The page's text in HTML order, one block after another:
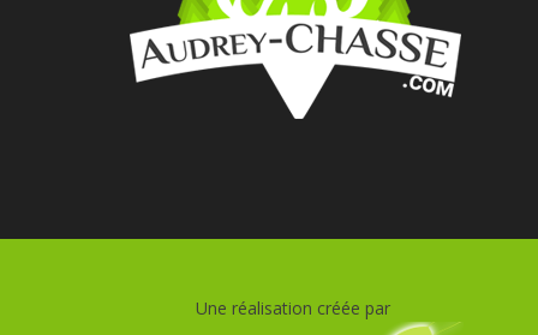
Une réalisation créée par